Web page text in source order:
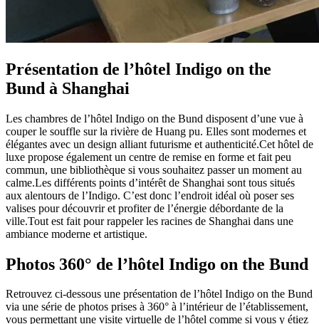
Présentation de l’hôtel Indigo on the
Bund à Shanghai
Les chambres de l’hôtel Indigo on the Bund disposent d’une vue à
couper le souffle sur la rivière de Huang pu. Elles sont modernes et
élégantes avec un design alliant futurisme et authenticité.Cet hôtel de
luxe propose également un centre de remise en forme et fait peu
commun, une bibliothèque si vous souhaitez passer un moment au
calme.Les différents points d’intérêt de Shanghai sont tous situés
aux alentours de l’Indigo. C’est donc l’endroit idéal où poser ses
valises pour découvrir et profiter de l’énergie débordante de la
ville.Tout est fait pour rappeler les racines de Shanghai dans une
ambiance moderne et artistique.
Photos 360° de l’hôtel Indigo on the Bund
Retrouvez ci-dessous une présentation de l’hôtel Indigo on the Bund
via une série de photos prises à 360° à l’intérieur de l’établissement,
vous permettant une visite virtuelle de l’hôtel comme si vous y étiez